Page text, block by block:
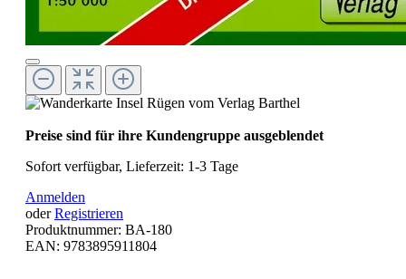
Preise sind für ihre Kundengruppe ausgeblendet
Sofort verfügbar, Lieferzeit: 1-3 Tage
Anmelden
oderRegistrieren
Produktnummer: BA-180
EAN: 9783895911804